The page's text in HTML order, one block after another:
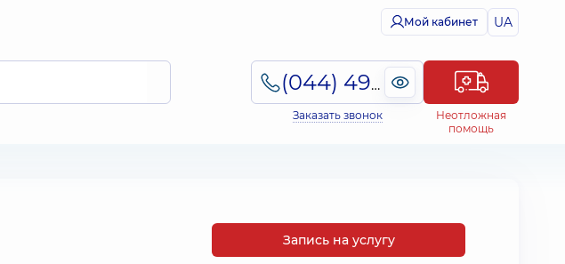
Мой кабинет UA
(044) 495-2-888
Заказать звонок
Неотложная
помощь
Запись на услугу